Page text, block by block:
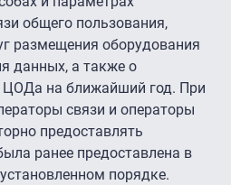
общего пользования,
размещения оборудования
данных, а также о
ЦОДа на ближайший год. При
связи и операторы
предоставлять
ранее предоставлена в
порядке.